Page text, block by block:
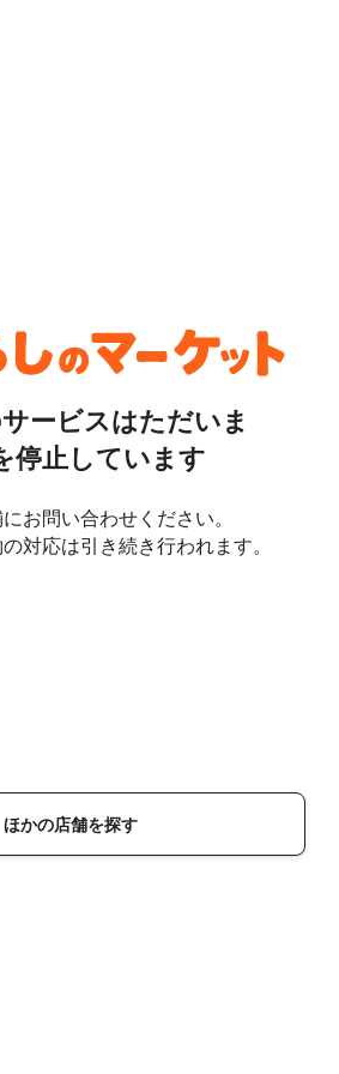
ービスはただいま
停止しています
お問い合わせください。
対応は引き続き行われます。
ほかの店舗を探す